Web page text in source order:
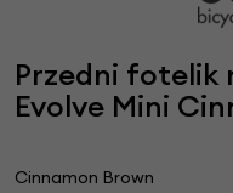
Przedni fotelik
Evolve Mini
Cinnamon Brown